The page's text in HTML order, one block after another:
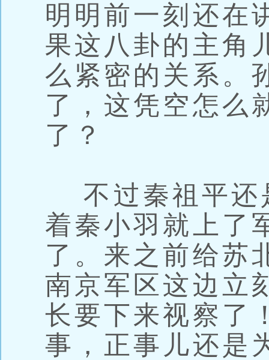
明明前一刻还在
果这八卦的主角
么紧密的关系。
了，这凭空怎么
了？
不过秦祖平还
着秦小羽就上了
了。来之前给苏
南京军区这边立
长要下来视察了
事，正事儿还是